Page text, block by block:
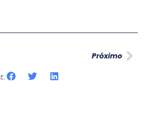
Próximo